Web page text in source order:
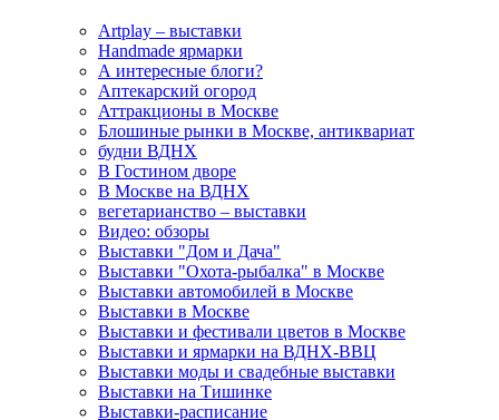
Artplay – выставки
Handmade ярмарки
А интересные блоги?
Аптекарский огород
Аттракционы в Москве
Блошиные рынки в Москве, антиквариат
будни ВДНХ
В Гостином дворе
В Москве на ВДНХ
вегетарианство – выставки
Видео: обзоры
Выставки "Дом и Дача"
Выставки "Охота-рыбалка" в Москве
Выставки автомобилей в Москве
Выставки в Москве
Выставки и фестивали цветов в Москве
Выставки и ярмарки на ВДНХ-ВВЦ
Выставки моды и свадебные выставки
Выставки на Тишинке
Выставки-расписание